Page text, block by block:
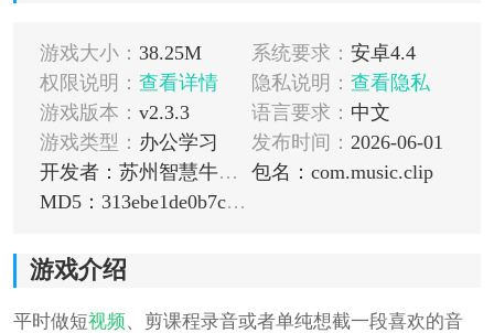
游戏大小： 38.25M 系统要求： 安卓4.4
权限说明： 查看详情 隐私说明： 查看隐私
游戏版本： v2.3.3 语言要求： 中文
游戏类型： 办公学习 发布时间： 2026-06-01
开发者：苏州智慧牛网络科技有限公司
包名：com.music.clip
MD5：313ebe1de0b7c7ca50a2fe132f275d98
游戏介绍
平时做短视频、剪课程录音或者单纯想截一段喜欢的音